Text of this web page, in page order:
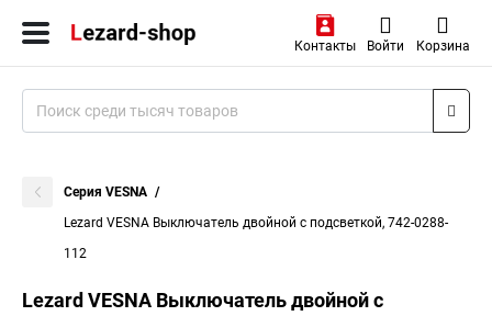
Контакты Войти Корзина
Серия VESNA
Lezard VESNA Выключатель двойной с подсветкой, 742-0288-
112
Lezard VESNA Выключатель двойной с